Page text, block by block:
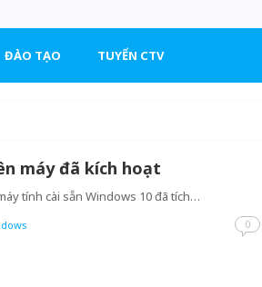
ĐÀO TẠO TUYỂN CTV
máy đã kích hoạt
tính cài sẵn Windows 10 đã tích…
0